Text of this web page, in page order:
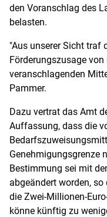
den Voranschlag des
belasten.
"Aus unserer Sicht traf
Förderungszusage
veranschlagenden
Pammer.
Dazu vertrat das Amt
Auffassung, dass die
Genehmigungsgrenze
Bestimmung sei mit
abgeändert worden,
die Zwei-Millionen-
könne künftig zu